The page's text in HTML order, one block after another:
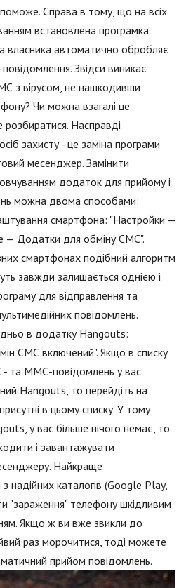
Справа в тому, що на всіх
встановлена програмка
власника автоматично обробляє
повідомлення. Звідси виникає
з вірусом, не нашкодивши
Чи можна взагалі це
Насправді
захисту - це заміна програми
месенджер. Замінити
додаток для прийому і
можна двома способами:
смартфона: "Настройки —
— Додатки для обміну СМС".
смартфонах подібний алгоритм
завжди залишається однією і
для відправлення та
повідомлень.
в додатку Hangouts:
СМС включений". Якщо в списку
та ММС-повідомлень у вас
Hangouts, то перейдіть на
в цьому списку. У тому
у вас більше нічого немає, то
і завантажувати
Найкраще
надійних каталогів (Google Play,
"зараження" телефону шкідливим
Якщо ж ви вже звикли до
раз морочитися, тоді можете
прийом повідомлень.